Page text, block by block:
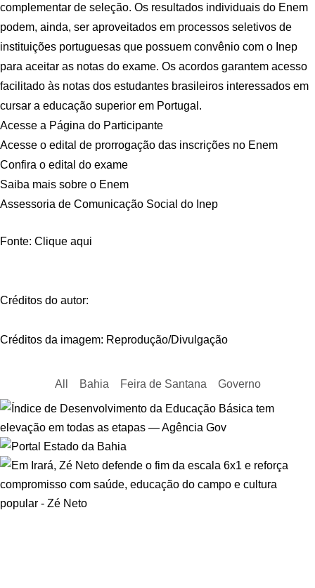
complementar de seleção. Os resultados individuais do Enem
podem, ainda, ser aproveitados em processos seletivos de
instituições portuguesas que possuem convênio com o Inep
para aceitar as notas do exame. Os acordos garantem acesso
facilitado às notas dos estudantes brasileiros interessados em
cursar a educação superior em Portugal.
Acesse a Página do Participante
Acesse o edital de prorrogação das inscrições no Enem
Confira o edital do exame
Saiba mais sobre o Enem
Assessoria de Comunicação Social do Inep
Fonte: Clique aqui
Créditos do autor:
Créditos da imagem: Reprodução/Divulgação
All Bahia Feira de Santana Governo